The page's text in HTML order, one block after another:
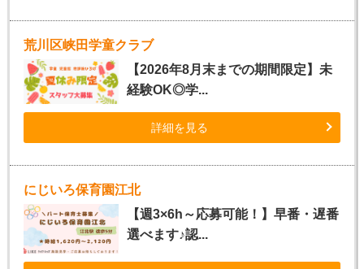
荒川区峡田学童クラブ
【2026年8月末までの期間限定】未
経験OK◎学...
詳細を見る
にじいろ保育園江北
【週3×6h～応募可能！】早番・遅番
選べます♪認...